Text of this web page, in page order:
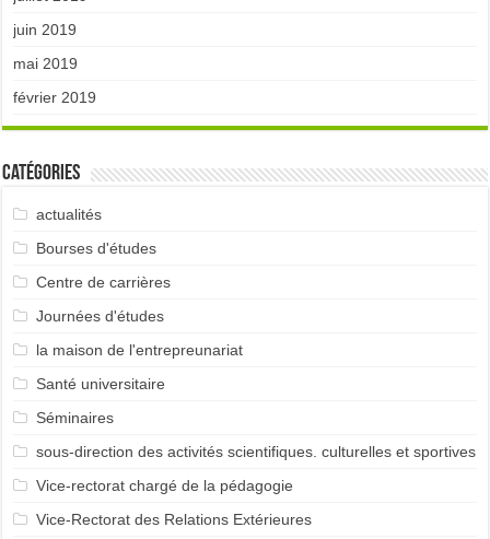
juin 2019
mai 2019
février 2019
Catégories
actualités
Bourses d'études
Centre de carrières
Journées d'études
la maison de l'entrepreunariat
Santé universitaire
Séminaires
sous-direction des activités scientifiques. culturelles et sportives
Vice-rectorat chargé de la pédagogie
Vice-Rectorat des Relations Extérieures